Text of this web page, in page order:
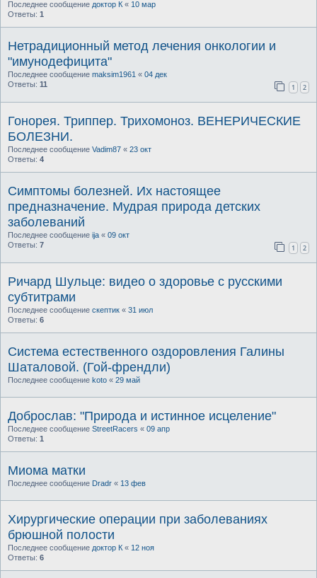
Последнее сообщение доктор К « 10 мар
Ответы: 1
Нетрадиционный метод лечения онкологии и
"имунодефицита"
Последнее сообщение maksim1961 « 04 дек
Ответы: 11 1 2
Гонорея. Триппер. Трихомоноз. ВЕНЕРИЧЕСКИЕ
БОЛЕЗНИ.
Последнее сообщение Vadim87 « 23 окт
Ответы: 4
Симптомы болезней. Их настоящее
предназначение. Мудрая природа детских
заболеваний
Последнее сообщение ija « 09 окт
Ответы: 7 1 2
Ричард Шульце: видео о здоровье с русскими
субтитрами
Последнее сообщение скептик « 31 июл
Ответы: 6
Система естественного оздоровления Галины
Шаталовой. (Гой-френдли)
Последнее сообщение koto « 29 май
Доброслав: "Природа и истинное исцеление"
Последнее сообщение StreetRacers « 09 апр
Ответы: 1
Миома матки
Последнее сообщение Dradr « 13 фев
Хирургические операции при заболеваниях
брюшной полости
Последнее сообщение доктор К « 12 ноя
Ответы: 6